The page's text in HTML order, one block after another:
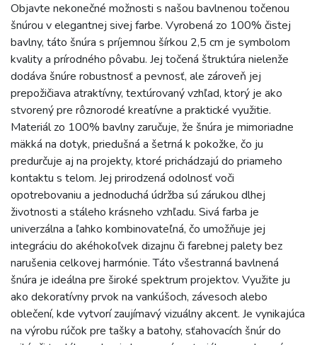
Objavte nekonečné možnosti s našou bavlnenou točenou
šnúrou v elegantnej sivej farbe. Vyrobená zo 100% čistej
bavlny, táto šnúra s príjemnou šírkou 2,5 cm je symbolom
kvality a prírodného pôvabu. Jej točená štruktúra nielenže
dodáva šnúre robustnosť a pevnosť, ale zároveň jej
prepožičiava atraktívny, textúrovaný vzhľad, ktorý je ako
stvorený pre rôznorodé kreatívne a praktické využitie.
Materiál zo 100% bavlny zaručuje, že šnúra je mimoriadne
mäkká na dotyk, priedušná a šetrná k pokožke, čo ju
predurčuje aj na projekty, ktoré prichádzajú do priameho
kontaktu s telom. Jej prirodzená odolnosť voči
opotrebovaniu a jednoduchá údržba sú zárukou dlhej
životnosti a stáleho krásneho vzhľadu. Sivá farba je
univerzálna a ľahko kombinovateľná, čo umožňuje jej
integráciu do akéhokoľvek dizajnu či farebnej palety bez
narušenia celkovej harmónie. Táto všestranná bavlnená
šnúra je ideálna pre široké spektrum projektov. Využite ju
ako dekoratívny prvok na vankúšoch, závesoch alebo
oblečení, kde vytvorí zaujímavý vizuálny akcent. Je vynikajúca
na výrobu rúčok pre tašky a batohy, sťahovacích šnúr do